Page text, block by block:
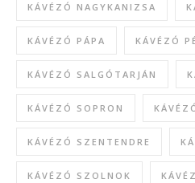
KÁVÉZÓ NAGYKANIZSA
KÁVÉZÓ PÁPA KÁVÉZÓ
KÁVÉZÓ SALGÓTARJÁN
KÁVÉZÓ SOPRON
KÁVÉZÓ SZENTENDRE
KÁVÉZÓ SZOLNOK